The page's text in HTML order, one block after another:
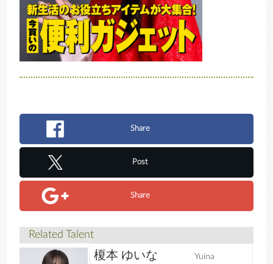
Share
Post
Share
Related Talent
榎本 ゆいな
Yuina